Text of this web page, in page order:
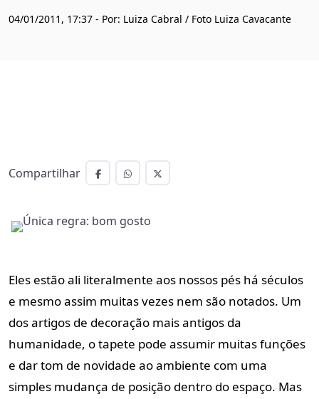
04/01/2011, 17:37 - Por: Luiza Cabral / Foto Luiza Cavacante
Compartilhar
Eles estão ali literalmente aos nossos pés há séculos
e mesmo assim muitas vezes nem são notados. Um
dos artigos de decoração mais antigos da
humanidade, o tapete pode assumir muitas funções
e dar tom de novidade ao ambiente com uma
simples mudança de posição dentro do espaço. Mas